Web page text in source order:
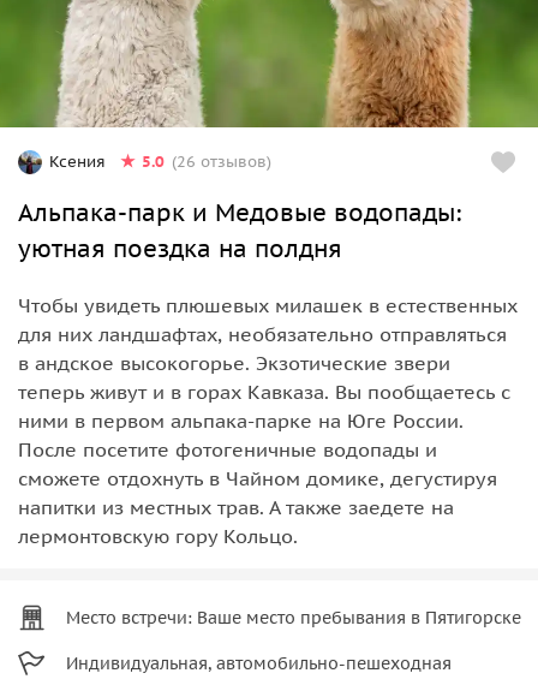
Ксения 5.0 (26 отзывов)
Альпака-парк и Медовые водопады:
уютная поездка на полдня
Чтобы увидеть плюшевых милашек в естественных
для них ландшафтах, необязательно отправляться
в андское высокогорье. Экзотические звери
теперь живут и в горах Кавказа. Вы пообщаетесь с
ними в первом альпака-парке на Юге России.
После посетите фотогеничные водопады и
сможете отдохнуть в Чайном домике, дегустируя
напитки из местных трав. А также заедете на
лермонтовскую гору Кольцо.
Место встречи: Ваше место пребывания в Пятигорске
Индивидуальная, автомобильно-пешеходная